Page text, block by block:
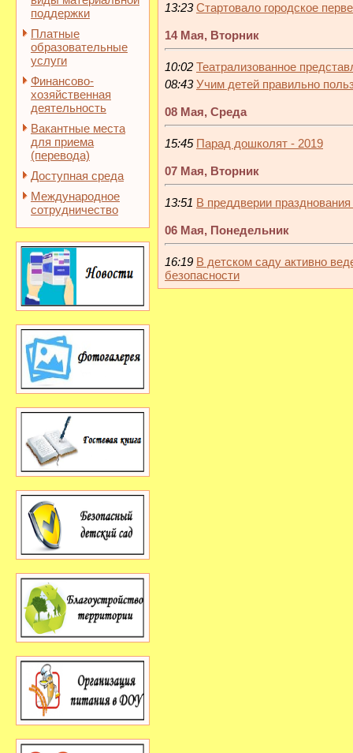
поддержки
Платные
образовательные
услуги
Финансово-
хозяйственная
деятельность
Вакантные места
для приема
(перевода)
Доступная среда
Международное
сотрудничество
13:23 Стартовало городское
14 Мая, Вторник
10:02 Театрализованное
08:43 Учим детей правильно
08 Мая, Среда
15:45 Парад дошколят - 2019
07 Мая, Вторник
13:51 В преддверии
06 Мая, Понедельник
16:19 В детском саду активно
безопасности